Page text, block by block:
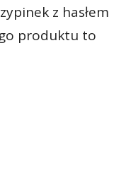
z hasłem
produktu to